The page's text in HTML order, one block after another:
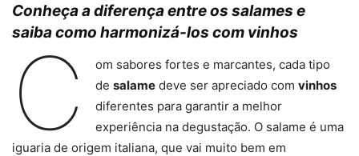
Conheça a diferença entre os salames e
saiba como harmonizá-los com vinhos
C
om sabores fortes e marcantes, cada tipo
de salamedeve ser apreciado com vinhos
diferentes para garantir a melhor
experiência na degustação. O salame é uma
iguaria de origem italiana, que vai muito bem em